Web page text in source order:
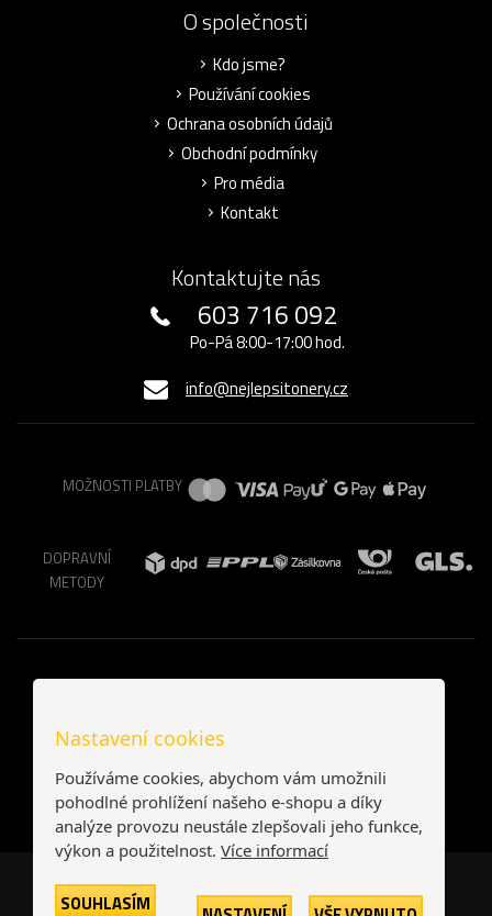
O společnosti
Kdo jsme?
Používání cookies
Ochrana osobních údajů
Obchodní podmínky
Pro média
Kontakt
Kontaktujte nás
603 716 092
Po-Pá 8:00-17:00 hod.
info@nejlepsitonery.cz
MOŽNOSTI PLATBY
DOPRAVNÍ
METODY
Česká republika Slovensko
Nastavení cookies
Používáme cookies, abychom vám umožnili
pohodlné prohlížení našeho e-shopu a díky
analýze provozu neustále zlepšovali jeho funkce,
výkon a použitelnost. Více informací
SOUHLASÍM